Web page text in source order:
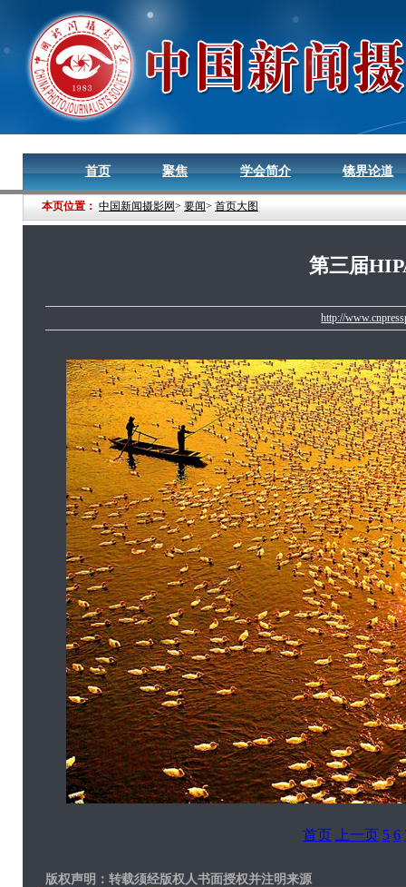
首页 聚焦 学会简介 镜界论道
本页位置： 中国新闻摄影网> 要闻> 首页大图
第三届
http://
首页 上一页 5 6
版权声明 ：转载须经版权人书面授权并注明来源